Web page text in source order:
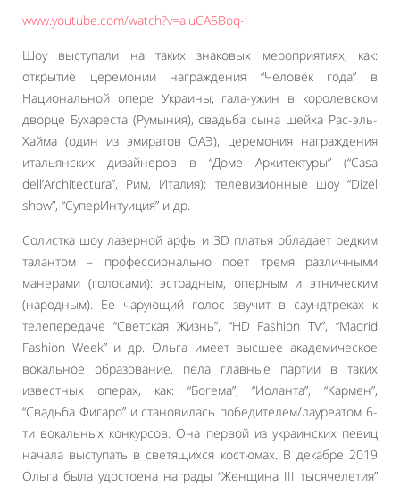
www.youtube.com/watch?v=aluCA5Boq-I
Шоу выступали на таких знаковых мероприятиях, как:
открытие церемонии награждения “Человек года” в
Национальной опере Украины; гала-ужин в королевском
дворце Бухареста (Румыния), свадьба сына шейха Рас-эль-
Хайма (один из эмиратов ОАЭ), церемония награждения
итальянских дизайнеров в “Доме Архитектуры” (“Casa
dell’Architectura”, Рим, Италия); телевизионные шоу “Dizel
show”, “СуперИнтуиция” и др.
Солистка шоу лазерной арфы и 3D платья обладает редким
талантом – профессионально поет тремя различными
манерами (голосами): эстрадным, оперным и этническим
(народным). Ее чарующий голос звучит в саундтреках к
телепередаче “Светская Жизнь”, “HD Fashion TV”, “Madrid
Fashion Week” и др. Ольга имеет высшее академическое
вокальное образование, пела главные партии в таких
известных операх, как: “Богема”, “Иоланта”, “Кармен”,
“Свадьба Фигаро” и становилась победителем/лауреатом 6-
ти вокальных конкурсов. Она первой из украинских певиц
начала выступать в светящихся костюмах. В декабре 2019
Ольга была удостоена награды “Женщина III тысячелетия”